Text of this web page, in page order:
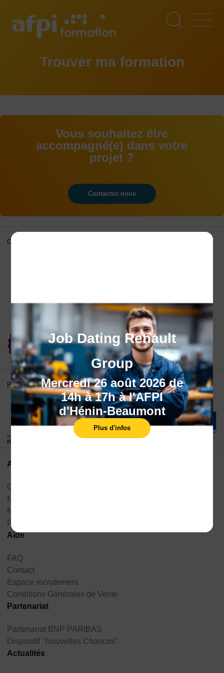
contenu
Job Dating Renault
Group
Mercredi 26 août 2026 de
14h à 17h à l'AFPI
d'Hénin-Beaumont
Plus d'infos
Trouver ma formation
Vous souhaitez être
accompagné(e) dans votre
projet ?
Contactez-nous
A propos
Qui sommes-nous ?
Nos valeurs et engagements
Notre réseau
Réseau des Pôles Formation UIMM
Aide
FAQ
Contact
Espace recrutement
Conditions Générales de Vente
Partenariat
Partenariat BNP PARIBAS
Dispositif "Nouvelles Chances"
Actualités
Certifications
Partenaires